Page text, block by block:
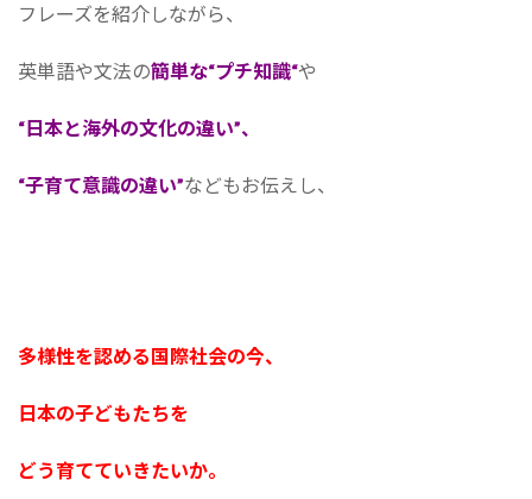
フレーズを紹介しながら、
英単語や文法の簡単な“プチ知識“や
“日本と海外の文化の違い”、
“子育て意識の違い”などもお伝えし、
多様性を認める国際社会の今、
日本の子どもたちを
どう育てていきたいか。